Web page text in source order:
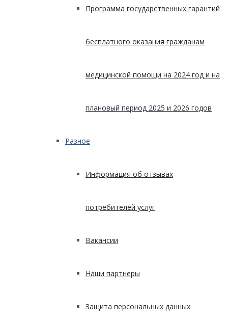
Программа государственных гарантий
бесплатного оказания гражданам
медицинской помощи на 2024 год и на
плановый период 2025 и 2026 годов
Разное
Информация об отзывах
потребителей услуг
Вакансии
Наши партнеры
Защита персональных данных